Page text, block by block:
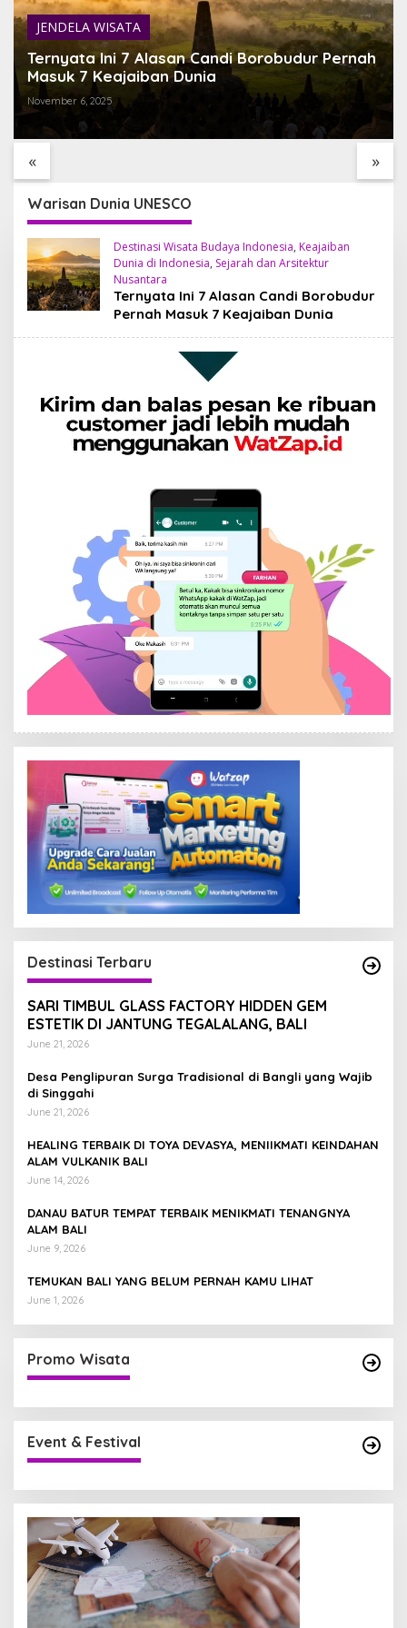
JENDELA WISATA
Ternyata Ini 7 Alasan Candi Borobudur Pernah
Masuk 7 Keajaiban Dunia
November 6, 2025
« »
TEMUKAN BALI YANG
BELUM PERNAH KAMU
SARI TIMBUL GLASS
FACTORY HIDDEN GEM
Warisan Dunia UNESCO
Destinasi Wisata Budaya Indonesia, Keajaiban
Dunia di Indonesia, Sejarah dan Arsitektur
Nusantara
Ternyata Ini 7 Alasan Candi Borobudur
Pernah Masuk 7 Keajaiban Dunia
Destinasi Terbaru
SARI TIMBUL GLASS FACTORY HIDDEN GEM
ESTETIK DI JANTUNG TEGALALANG, BALI
June 21, 2026
Desa Penglipuran Surga Tradisional di Bangli yang Wajib
di Singgahi
June 21, 2026
HEALING TERBAIK DI TOYA DEVASYA, MENIIKMATI KEINDAHAN
ALAM VULKANIK BALI
June 14, 2026
DANAU BATUR TEMPAT TERBAIK MENIKMATI TENANGNYA
ALAM BALI
June 9, 2026
TEMUKAN BALI YANG BELUM PERNAH KAMU LIHAT
June 1, 2026
Promo Wisata
Event & Festival